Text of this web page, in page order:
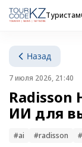
Туристам
Назад
7 июля 2026, 21:40
Radisson
ИИ для
#ai #radisson